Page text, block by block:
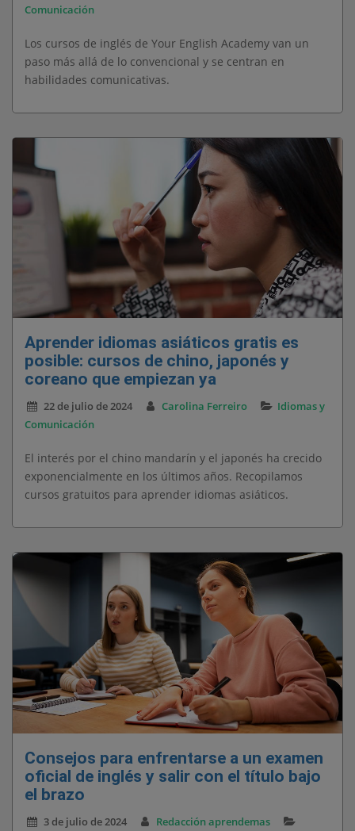
Comunicación
Los cursos de inglés de Your English Academy van un
paso más allá de lo convencional y se centran en
habilidades comunicativas.
Aprender idiomas asiáticos gratis es
posible: cursos de chino, japonés y
coreano que empiezan ya
22 de julio de 2024 Carolina Ferreiro
Idiomas y
Comunicación
El interés por el chino mandarín y el japonés ha crecido
exponencialmente en los últimos años. Recopilamos
cursos gratuitos para aprender idiomas asiáticos.
Consejos para enfrentarse a un examen
oficial de inglés y salir con el título bajo
el brazo
3 de julio de 2024
Redacción aprendemas